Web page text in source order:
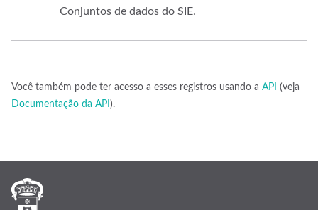
Conjuntos de dados do SIE.
Você também pode ter acesso a esses registros usando a API (veja
Documentação da API ).